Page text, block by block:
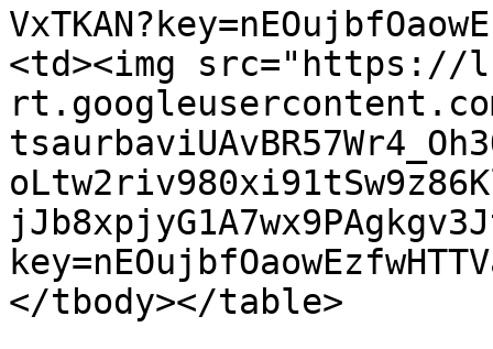
<td><img src="https://
</tbody></table>